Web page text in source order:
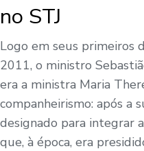
no STJ
Logo em seus primeiros
2011, o ministro
era a ministra Maria
companheirismo: após a
designado para integrar
que, à época, era